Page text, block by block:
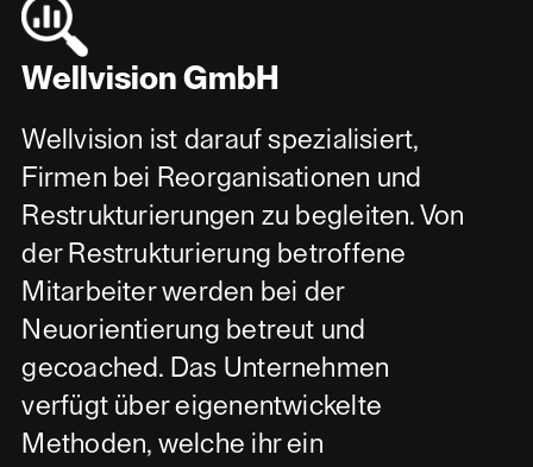
Wellvision GmbH
Wellvision ist darauf spezialisiert,
Firmen bei Reorganisationen und
Restrukturierungen zu begleiten. Von
der Restrukturierung betroffene
Mitarbeiter werden bei der
Neuorientierung betreut und
gecoached. Das Unternehmen
verfügt über eigenentwickelte
Methoden, welche ihr ein